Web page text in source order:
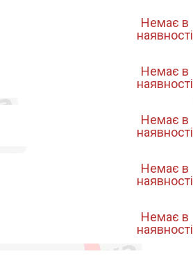
Немає в
наявності
Немає в
наявності
Немає в
наявності
Немає в
наявності
Немає в
наявності